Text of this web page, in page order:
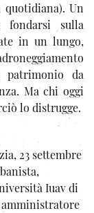
Un
fondarsi sulla
in un lungo,
da
Ma chi oggi
lo distrugge.
23 settembre
Iuav di
amministratore